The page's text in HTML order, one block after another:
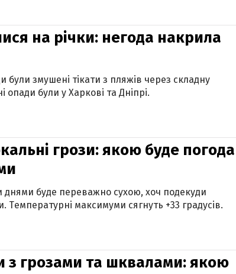
на річки: негода накрила
були змушені тікати з пляжів через складну
опади були у Харкові та Дніпрі.
грози: якою буде погода
днями буде переважно сухою, хоч подекуди
Температурні максимуми сягнуть +33 градусів.
з грозами та шквалами: якою